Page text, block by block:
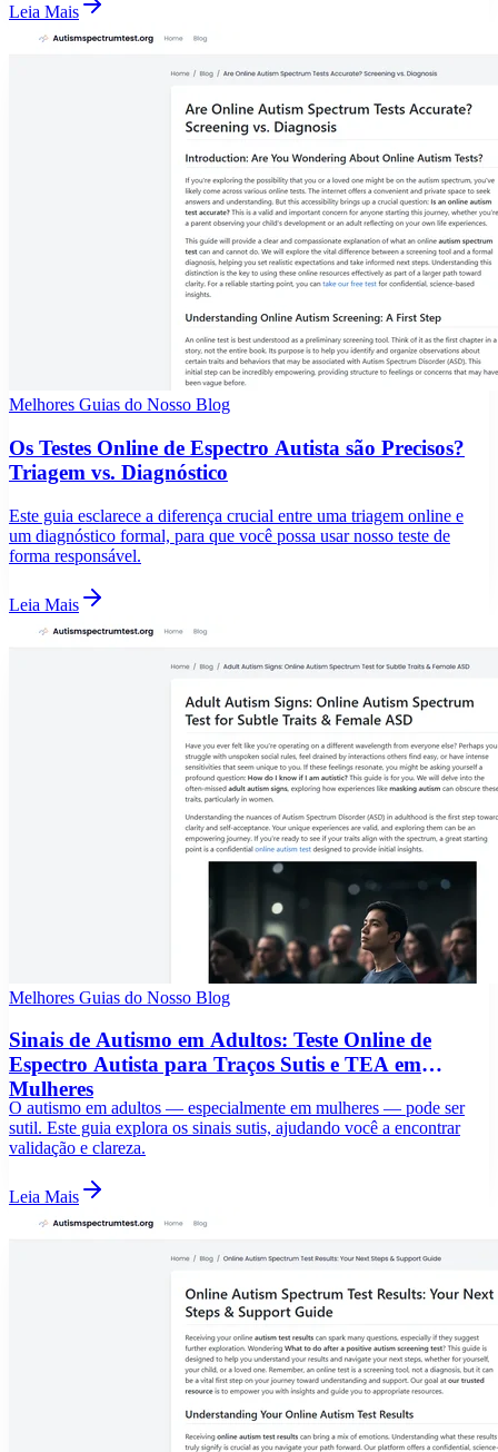
Leia Mais
Melhores Guias do Nosso Blog
Os Testes Online de Espectro Autista são Precisos?
Triagem vs. Diagnóstico
Este guia esclarece a diferença crucial entre uma triagem online e
um diagnóstico formal, para que você possa usar nosso teste de
forma responsável.
Leia Mais
Melhores Guias do Nosso Blog
Sinais de Autismo em Adultos: Teste Online de
Espectro Autista para Traços Sutis e TEA em
Mulheres
O autismo em adultos — especialmente em mulheres — pode ser
sutil. Este guia explora os sinais sutis, ajudando você a encontrar
validação e clareza.
Leia Mais